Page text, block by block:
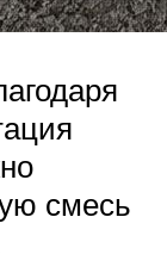
смесь